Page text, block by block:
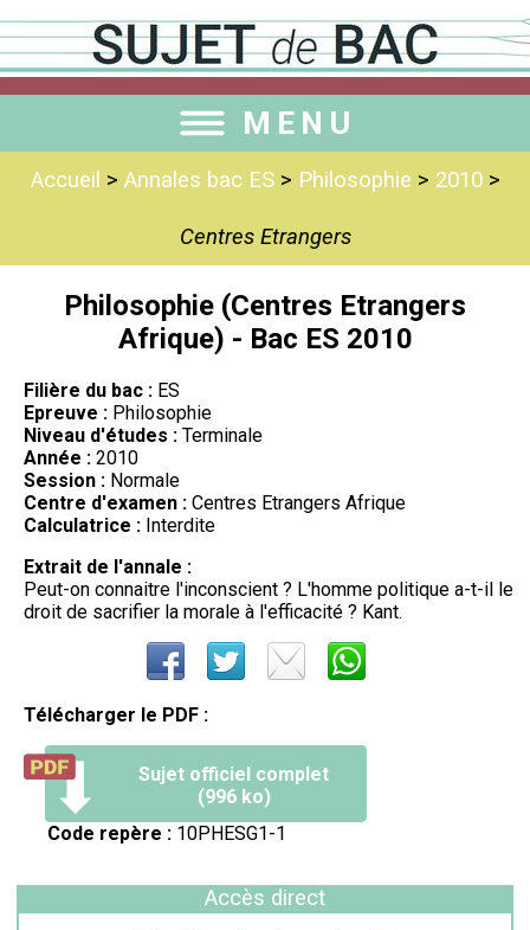
MENU
Accueil > Annales bac ES> Philosophie > 2010>
Centres Etrangers
Philosophie (Centres Etrangers
Afrique) - Bac ES 2010
Filière du bac : ES
Epreuve : Philosophie
Niveau d'études : Terminale
Année : 2010
Session : Normale
Centre d'examen : Centres Etrangers Afrique
Calculatrice : Interdite
Extrait de l'annale :
Peut-on connaitre l'inconscient ? L'homme politique a-t-il le
droit de sacrifier la morale à l'efficacité ? Kant.
Télécharger le PDF :
Sujet officiel complet
(996 ko)
Code repère : 10PHESG1-1
Accès direct